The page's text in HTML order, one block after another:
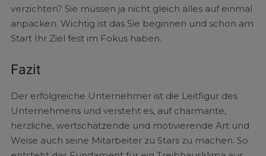
verzichten? Sie müssen ja nicht gleich alles auf einmal
anpacken. Wichtig ist das Sie beginnen und schon am
Start Ihr Ziel fest im Fokus haben.
Fazit
Der erfolgreiche Unternehmer ist die Leitfigur des
Unternehmens und versteht es, auf charmante,
herzliche, wertschätzende und motivierende Art und
Weise auch seine Mitarbeiter zu Stars zu machen. So